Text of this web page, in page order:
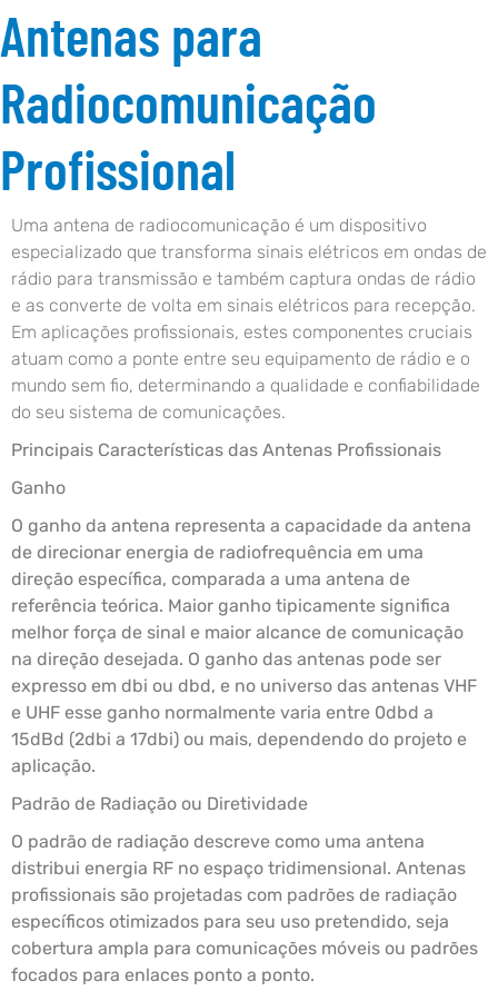
Antenas para
Radiocomunicação
Profissional
Uma antena de radiocomunicação é um dispositivo
especializado que transforma sinais elétricos em ondas de
rádio para transmissão e também captura ondas de rádio
e as converte de volta em sinais elétricos para recepção.
Em aplicações profissionais, estes componentes cruciais
atuam como a ponte entre seu equipamento de rádio e o
mundo sem fio, determinando a qualidade e confiabilidade
do seu sistema de comunicações.
Principais Características das Antenas Profissionais
Ganho
O ganho da antena representa a capacidade da antena
de direcionar energia de radiofrequência em uma
direção específica, comparada a uma antena de
referência teórica. Maior ganho tipicamente significa
melhor força de sinal e maior alcance de comunicação
na direção desejada. O ganho das antenas pode ser
expresso em dbi ou dbd, e no universo das antenas VHF
e UHF esse ganho normalmente varia entre 0dbd a
15dBd (2dbi a 17dbi) ou mais, dependendo do projeto e
aplicação.
Padrão de Radiação ou Diretividade
O padrão de radiação descreve como uma antena
distribui energia RF no espaço tridimensional. Antenas
profissionais são projetadas com padrões de radiação
específicos otimizados para seu uso pretendido, seja
cobertura ampla para comunicações móveis ou padrões
focados para enlaces ponto a ponto.